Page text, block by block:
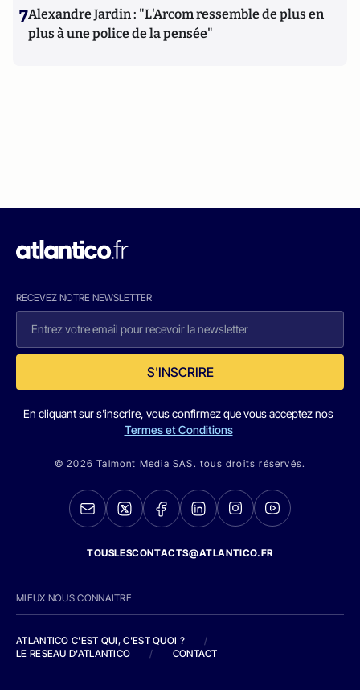
7Alexandre Jardin : "L'Arcom ressemble de plus en
plus à une police de la pensée"
RECEVEZ NOTRE NEWSLETTER
S'INSCRIRE
En cliquant sur s'inscrire, vous confirmez que vous acceptez nos
Termes et Conditions
© 2026 Talmont Media SAS. tous droits réservés.
TOUSLESCONTACTS@ATLANTICO.FR
MIEUX NOUS CONNAITRE
ATLANTICO C'EST QUI, C'EST QUOI ?
/
LE RESEAU D'ATLANTICO
/ CONTACT